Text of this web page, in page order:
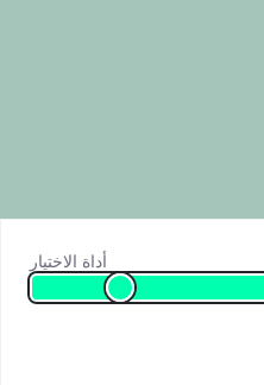
أداة الاختيار